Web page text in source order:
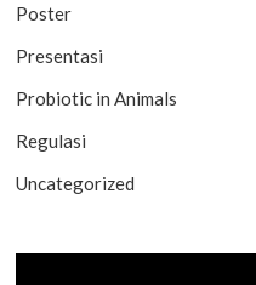
Poster
Presentasi
Probiotic in Animals
Regulasi
Uncategorized